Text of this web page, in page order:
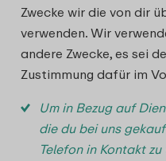
Zwecke wir die von dir
verwenden. Wir
andere Zwecke, es sei
Zustimmung dafür im
Um in Bezug auf
die du bei uns
Telefon in Kontakt